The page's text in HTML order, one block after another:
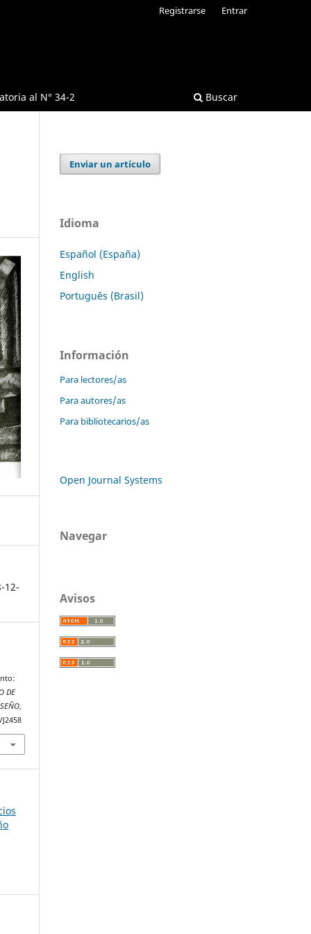
al N° 34-2 Buscar
Registrarse Entrar
12-
DE
,
Enviar un artículo
Idioma
Español (España)
English
Português (Brasil)
Información
Para lectores/as
Para autores/as
Para bibliotecarios/as
Open Journal Systems
Navegar
Avisos